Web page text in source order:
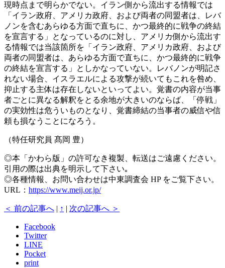
現時点まで明らかでない。イラン側から流出する情報では
「イラン政府、アメリカ政府、および両者の同盟者は、レバ
ノンを含むあらゆる方面で直ちに、かつ最終的に戦争の終結
を宣言する」となっているのに対し、アメリカ側から流出す
る情報では当該箇所を「イラン政府、アメリカ政府、および
両者の同盟者は、あらゆる方面で直ちに、かつ最終的に戦争
の終結を宣言する」としかなっていない。レバノンが明記さ
れない場合、イスラエルによる攻撃が続いてもこれを咎め、
抑止する主体は存在しないといってよい。覚書の内容が当事
者ごとに異なる解釈をとる余地が大きいのならば、「停戦」
の実効性は危ういものとなり、覚書締結の当事者の威信や信
頼も損なうことになろう。
（特任研究員 髙岡 豊）
◎本「かわら版」の許可なき複製、転送はご遠慮ください。
引用の際は出典を明示して下さい｡
◎各種情報、お問い合わせは中東調査会 HP をご覧下さい。
URL： https://www.meij.or.jp/
＜ 前の記事へ | ↑ | 次の記事へ ＞
Facebook
Twitter
LINE
Pocket
print